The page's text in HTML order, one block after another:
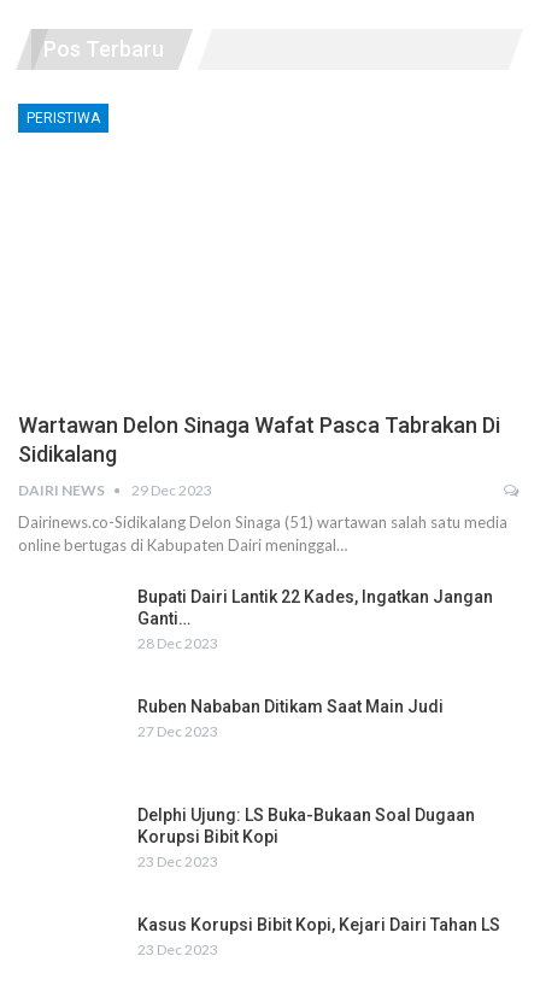
Pos Terbaru
PERISTIWA
Wartawan Delon Sinaga Wafat Pasca Tabrakan Di
Sidikalang
DAIRI NEWS 29 Dec 2023
Dairinews.co-Sidikalang Delon Sinaga (51) wartawan salah satu media
online bertugas di Kabupaten Dairi meninggal…
Bupati Dairi Lantik 22 Kades, Ingatkan Jangan
Ganti…
28 Dec 2023
Ruben Nababan Ditikam Saat Main Judi
27 Dec 2023
Delphi Ujung: LS Buka-Bukaan Soal Dugaan
Korupsi Bibit Kopi
23 Dec 2023
Kasus Korupsi Bibit Kopi, Kejari Dairi Tahan LS
23 Dec 2023